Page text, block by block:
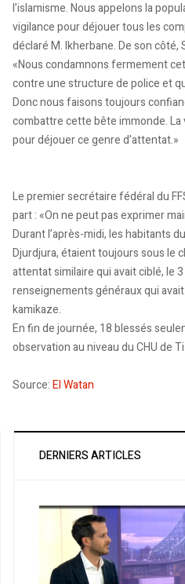
l’islamisme. Nous appelons la
vigilance pour déjouer tous les
déclaré M. Ikherbane. De son côté,
«Nous condamnons fermement
contre une structure de police et
Donc nous faisons toujours
combattre cette bête immonde.
pour déjouer ce genre d’attentat.»
Le premier secrétaire fédéral du
part : «On ne peut pas exprimer
Durant l’après-midi, les habitants
Djurdjura, étaient toujours sous le
attentat similaire qui avait ciblé, le
renseignements généraux qui
kamikaze.
En fin de journée, 18 blessés
observation au niveau du CHU de
Source:El Watan
DERNIERS ARTICLES